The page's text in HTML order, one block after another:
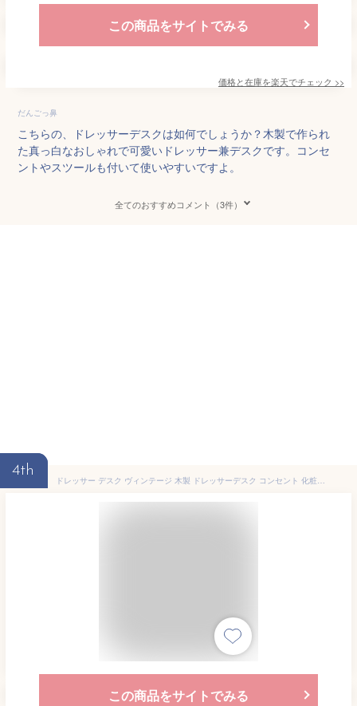
この商品をサイトでみる
価格と在庫を楽天でチェック >>
だんごっ鼻
こちらの、ドレッサーデスクは如何でしょうか？木製で作られ
た真っ白なおしゃれで可愛いドレッサー兼デスクです。コンセ
ントやスツールも付いて使いやすいですよ。
全てのおすすめコメント（3件）
4th
ドレッサー デスク ヴィンテージ 木製 ドレッサーデスク コンセント 化粧台 椅子 椅子付き 収納 チェア 無垢材 化粧 鏡台 おしゃれ メイク ミラー 引き出し 鏡 一人暮らし コンパクト 半完成品
この商品をサイトでみる